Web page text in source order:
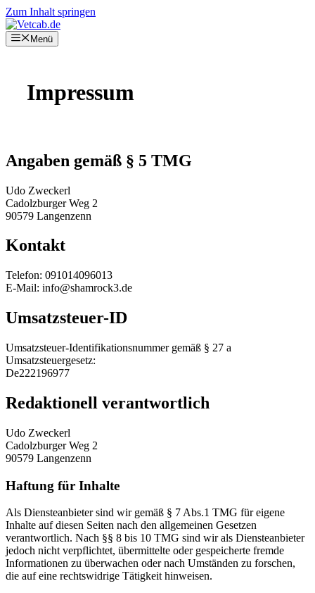
Zum Inhalt springen
Menü
Impressum
Angaben gemäß § 5 TMG
Udo Zweckerl
Cadolzburger Weg 2
90579 Langenzenn
Kontakt
Telefon: 091014096013
E-Mail: info@shamrock3.de
Umsatzsteuer-ID
Umsatzsteuer-Identifikationsnummer gemäß § 27 a
Umsatzsteuergesetz:
De222196977
Redaktionell verantwortlich
Udo Zweckerl
Cadolzburger Weg 2
90579 Langenzenn
Haftung für Inhalte
Als Diensteanbieter sind wir gemäß § 7 Abs.1 TMG für eigene
Inhalte auf diesen Seiten nach den allgemeinen Gesetzen
verantwortlich. Nach §§ 8 bis 10 TMG sind wir als Diensteanbieter
jedoch nicht verpflichtet, übermittelte oder gespeicherte fremde
Informationen zu überwachen oder nach Umständen zu forschen,
die auf eine rechtswidrige Tätigkeit hinweisen.